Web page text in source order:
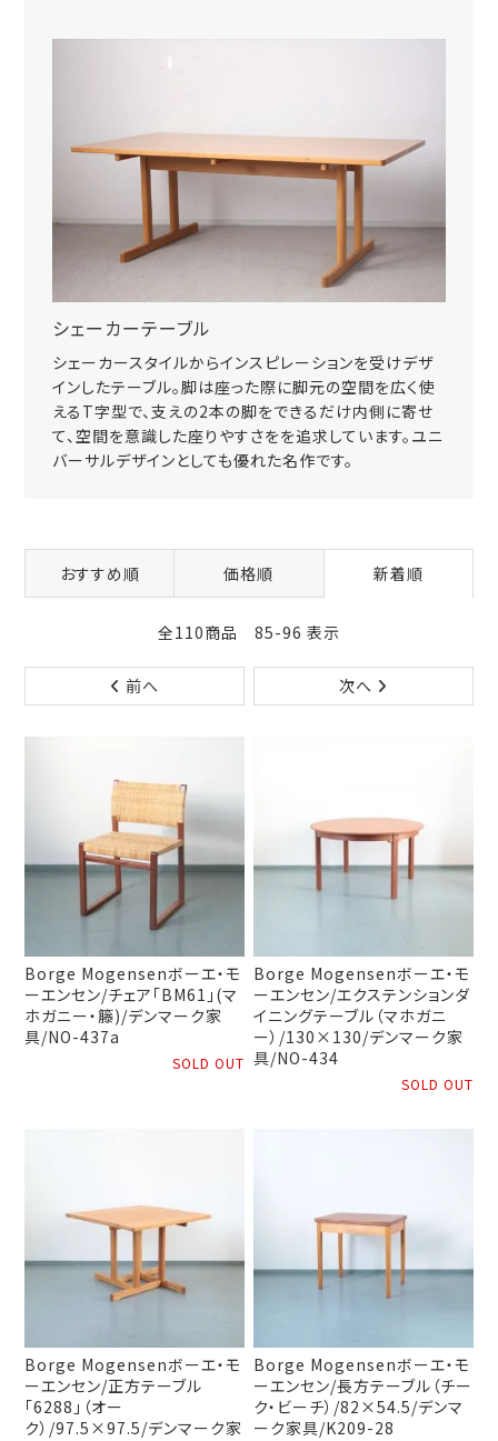
シェーカーテーブル
シェーカースタイルからインスピレーションを受けデザ
インしたテーブル。脚は座った際に脚元の空間を広く使
えるT字型で、支えの2本の脚をできるだけ内側に寄せ
て、空間を意識した座りやすさをを追求しています。ユニ
バーサルデザインとしても優れた名作です。
おすすめ順 価格順 新着順
全110商品 85-96 表示
前へ 次へ
Borge Mogensenボーエ・モ
ーエンセン/チェア「BM61」(マ
ホガニー・籐)/デンマーク家
具/NO-437a
SOLD OUT
Borge Mogensenボーエ・モ
ーエンセン/エクステンションダ
イニングテーブル（マホガニ
ー）/130×130/デンマーク家
具/NO-434
SOLD OUT
Borge Mogensenボーエ・モ
ーエンセン/正方テーブル
「6288」（オー
ク）/97.5×97.5/デンマーク家
Borge Mogensenボーエ・モ
ーエンセン/長方テーブル（チー
ク・ビーチ）/82×54.5/デンマ
ーク家具/K209-28